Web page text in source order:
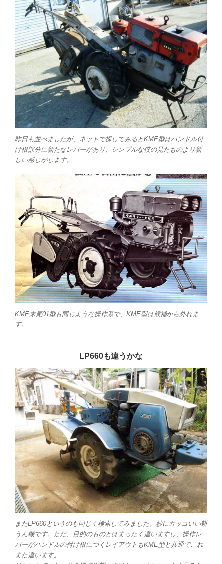
昨日も並べましたが、ネットで探してみるとKME型はハンドル付
け根部分に新たなレバーがあり、シンプルな僕の見たものより新
しい感じがします。
KME末尾01型も同じような操作系で、KME型は候補から外れま
す。
LP660も違うかな
またLP660というのも同じく検索してみました。妙にカッコいい耕
うん機です。ただ、目的のものとはまったく違いますし、操作レ
バーがハンドルの付け根につくレイアウトもKME型と共通でこれ
また違います。